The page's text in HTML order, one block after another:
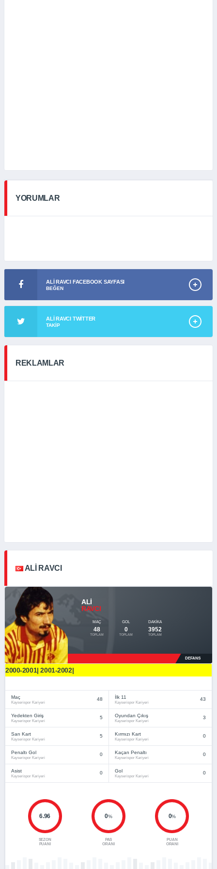
YORUMLAR
ALI RAVCI FACEBOOK SAYFASI
BEĞEN
ALI RAVCI TWITTER
TAKIP
REKLAMLAR
ALI RAVCI
ALI
RAVCI
MAÇ
48
TOPLAM
GOL
0
TOPLAM
DAKIKA
3952
TOPLAM
DEFANS
2000-2001| 2001-2002|
Maç
Kayserispor Kariyeri
48 İlk 11
Kayserispor Kariyeri
43
Yedekten Giriş
Kayserispor Kariyeri
5 Oyundan Çıkış
Kayserispor Kariyeri
3
Sarı Kart
Kayserispor Kariyeri
5 Kırmızı Kart
Kayserispor Kariyeri
0
Penaltı Gol
Kayserispor Kariyeri
0 Kaçan Penaltı
Kayserispor Kariyeri
0
Asist
Kayserispor Kariyeri
0 Gol
Kayserispor Kariyeri
0
6.96
SEZON
PUANI
0%
PAS
ORANI
0%
PUAN
ORANI